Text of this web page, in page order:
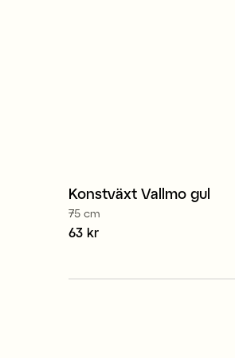
Konstväxt Vallmo gul
75 cm
Pris:
63 kr